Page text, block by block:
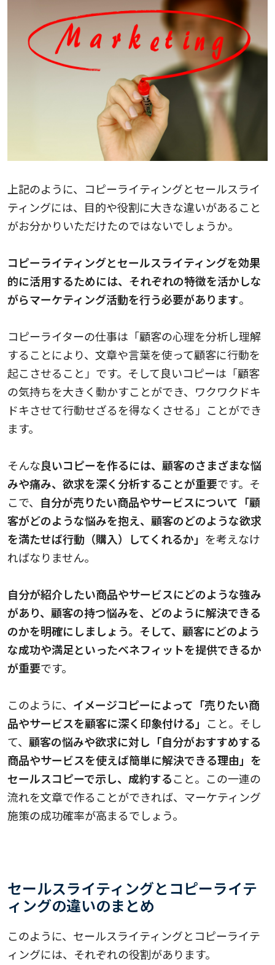
上記のように、コピーライティングとセールスライ
ティングには、目的や役割に大きな違いがあること
がお分かりいただけたのではないでしょうか。
コピーライティングとセールスライティングを効果
的に活用するためには、それぞれの特徴を活かしな
がらマーケティング活動を行う必要があります。
コピーライターの仕事は「顧客の心理を分析し理解
することにより、文章や言葉を使って顧客に行動を
起こさせること」です。そして良いコピーは「顧客
の気持ちを大きく動かすことができ、ワクワクドキ
ドキさせて行動せざるを得なくさせる」ことができ
ます。
そんな良いコピーを作るには、 顧客のさまざまな悩
みや痛み、欲求を深く分析することが重要です。そ
こで、 自分が売りたい商品やサービスについて「顧
客がどのような悩みを抱え、顧客のどのような欲求
を満たせば行動（購入）してくれるか」 を考えなけ
ればなりません。
自分が紹介したい商品やサービスにどのような強み
があり、顧客の持つ悩みを、どのように解決できる
のかを明確にしましょう。そして、顧客にどのよう
な成功や満足といったベネフィットを提供できるか
が重要です。
このように、 イメージコピーによって「売りたい商
品やサービスを顧客に深く印象付ける」 こと。そし
て、 顧客の悩みや欲求に対し「自分がおすすめする
商品やサービスを使えば簡単に解決できる理由」を
セールスコピーで示し、成約すること。この一連の
流れを文章で作ることができれば、マーケティング
施策の成功確率が高まるでしょう。
セールスライティングとコピーライテ
ィングの違いのまとめ
このように、セールスライティングとコピーライテ
ィングには、それぞれの役割があります。